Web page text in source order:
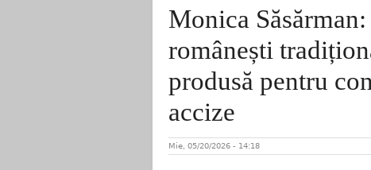
Monica
românești
produsă pentru
accize
Mie, 05/20/2026 - 14:18